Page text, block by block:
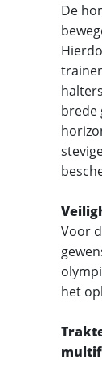
De
brede
Voor
het